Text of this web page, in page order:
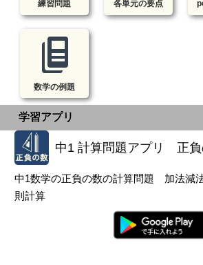
練習問題 各単元の要点
数学の例題
学習アプリ
中1 計算問題アプリ 正負
中1数学の正負の数の計算問題 加法減
則計算